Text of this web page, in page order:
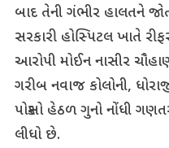
બાદ તેની ગંભીર હાલતને
સરકારી હોસ્પિટલ ખાતે
આરોપી મોઈન નાસીર
ગરીબ નવાજ કોલોની,
પોક્સો હેઠળ ગુનો નોંધી
લીધો છે.